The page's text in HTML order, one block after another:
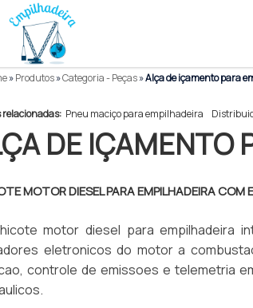
»Produtos»Categoria - Peças»Alça de içamento para
relacionadas: Pneu maciço para empilhadeira
DE IÇAMENTO
MOTOR DIESEL PARA EMPILHADEIRA COM
motor diesel para empilhadeira
eletronicos do motor a
controle de emissoes e telemetria